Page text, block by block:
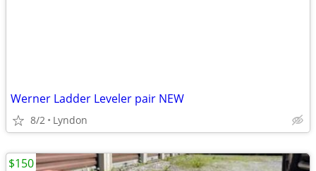
Werner Ladder Leveler pair NEW
8/2 Lyndon
$150